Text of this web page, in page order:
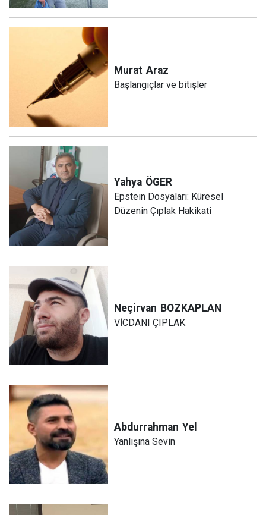
Murat Araz
Başlangıçlar ve bitişler
Yahya ÖGER
Epstein Dosyaları: Küresel
Düzenin Çıplak Hakikati
Neçirvan BOZKAPLAN
VİCDANI ÇIPLAK
Abdurrahman Yel
Yanlışına Sevin